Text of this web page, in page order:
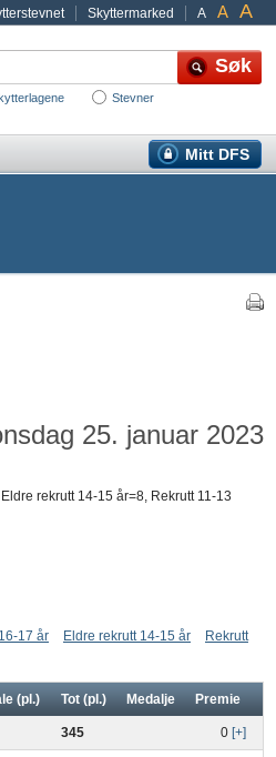
A A A
Skyttermarked
Stevner
Mitt DFS
25. januar 2023
rekrutt 14-15 år=8, Rekrutt 11-13
17 år Eldre rekrutt 14-15 år
Rekrutt
(pl.) Tot (pl.) Medalje Premie
345 0 [+]